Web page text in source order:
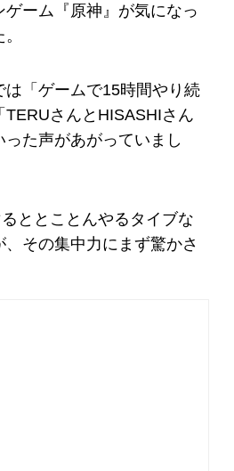
ゲーム『原神』が気になっ
は「ゲームで15時間やり続
TERUさんとHISASHIさん
た声があがっていまし
ととことんやるタイブな
その集中力にまず驚かさ